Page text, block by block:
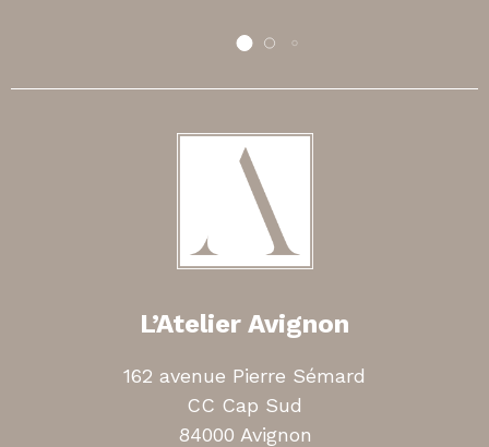
L’Atelier Avignon
162 avenue Pierre Sémard
CC Cap Sud
84000 Avignon